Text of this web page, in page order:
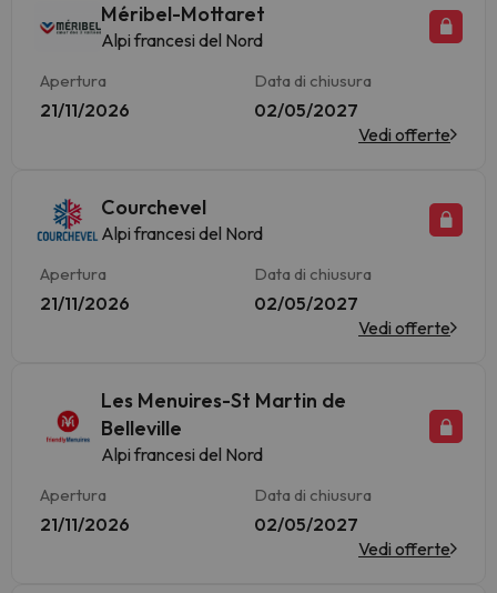
Méribel-Mottaret
Alpi francesi del Nord
Apertura
21/11/2026
Data di chiusura
02/05/2027
Vedi offerte
Courchevel
Alpi francesi del Nord
Apertura
21/11/2026
Data di chiusura
02/05/2027
Vedi offerte
Les Menuires-St Martin de
Belleville
Alpi francesi del Nord
Apertura
21/11/2026
Data di chiusura
02/05/2027
Vedi offerte